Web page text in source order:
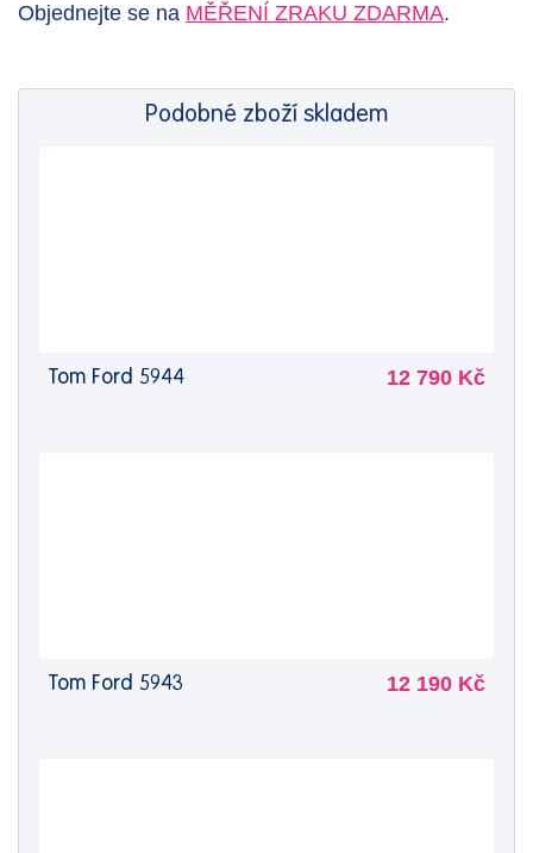
Objednejte se na MĚŘENÍ ZRAKU ZDARMA.
Podobné zboží skladem
Tom Ford 5944 12 790 Kč
Tom Ford 5943 12 190 Kč